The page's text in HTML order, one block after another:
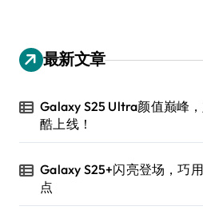
最新文章
Galaxy S25 Ultra颜值巅峰
酷上线！
Galaxy S25+闪亮登场，巧
点